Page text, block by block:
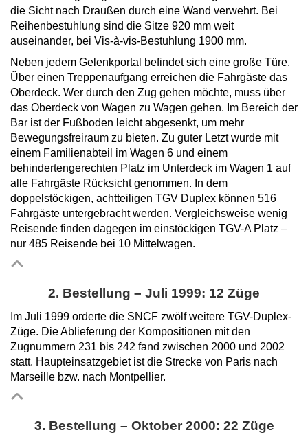
die Sicht nach Draußen durch eine Wand verwehrt. Bei
Reihenbestuhlung sind die Sitze 920 mm weit
auseinander, bei Vis-à-vis-Bestuhlung 1900 mm.
Neben jedem Gelenkportal befindet sich eine große Türe.
Über einen Treppenaufgang erreichen die Fahrgäste das
Oberdeck. Wer durch den Zug gehen möchte, muss über
das Oberdeck von Wagen zu Wagen gehen. Im Bereich der
Bar ist der Fußboden leicht abgesenkt, um mehr
Bewegungsfreiraum zu bieten. Zu guter Letzt wurde mit
einem Familienabteil im Wagen 6 und einem
behindertengerechten Platz im Unterdeck im Wagen 1 auf
alle Fahrgäste Rücksicht genommen. In dem
doppelstöckigen, achtteiligen TGV Duplex können 516
Fahrgäste untergebracht werden. Vergleichsweise wenig
Reisende finden dagegen im einstöckigen TGV-A Platz –
nur 485 Reisende bei 10 Mittelwagen.
2. Bestellung – Juli 1999: 12 Züge
Im Juli 1999 orderte die SNCF zwölf weitere TGV-Duplex-
Züge. Die Ablieferung der Kompositionen mit den
Zugnummern 231 bis 242 fand zwischen 2000 und 2002
statt. Haupteinsatzgebiet ist die Strecke von Paris nach
Marseille bzw. nach Montpellier.
3. Bestellung – Oktober 2000: 22 Züge